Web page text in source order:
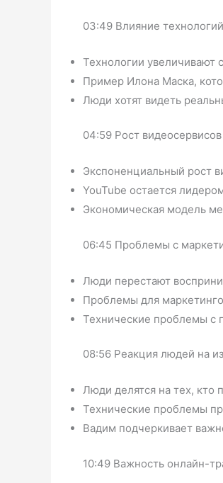
03:49 Влияние
Технологии увеличивают
Пример Илона Маска,
Люди хотят видеть
04:59 Рост
Экспоненциальный рост
YouTube остается
Экономическая модель
06:45 Проблемы с
Люди перестают
Проблемы для
Технические проблемы с
08:56 Реакция людей на
Люди делятся на тех, кто
Технические проблемы
Вадим подчеркивает
10:49 Важность онлайн-